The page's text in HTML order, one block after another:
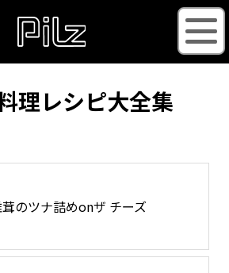
理レシピ大全集
のツナ詰めonザ チーズ